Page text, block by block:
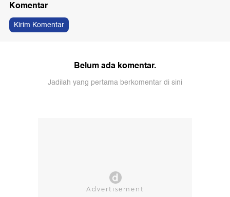
Komentar
Kirim Komentar
Belum ada komentar.
Jadilah yang pertama berkomentar di sini